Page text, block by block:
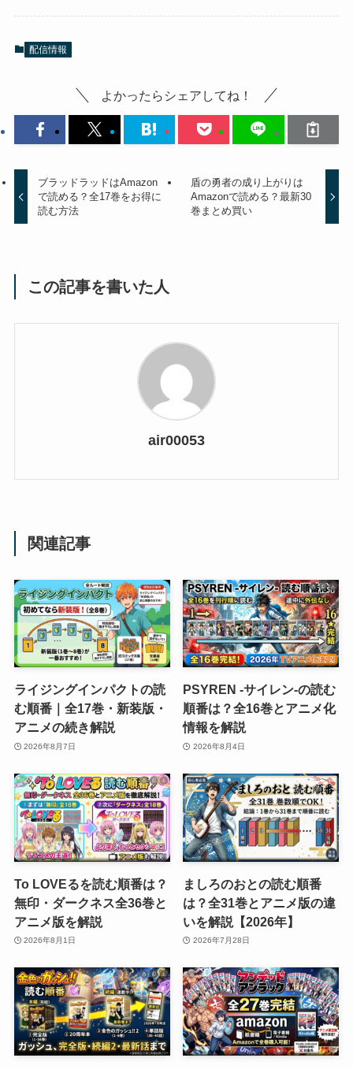
配信情報
よかったらシェアしてね！
ブラッドラッドはAmazon
で読める？全17巻をお得に
読む方法
盾の勇者の成り上がりは
Amazonで読める？最新30
巻まとめ買い
この記事を書いた人
air00053
関連記事
ライジングインパクトの読
む順番｜全17巻・新装版・
アニメの続き解説
2026年8月7日
PSYREN -サイレン-の読む
順番は？全16巻とアニメ化
情報を解説
2026年8月4日
To LOVEるを読む順番は？
無印・ダークネス全36巻と
アニメ版を解説
2026年8月1日
ましろのおとの読む順番
は？全31巻とアニメ版の違
いを解説【2026年】
2026年7月28日